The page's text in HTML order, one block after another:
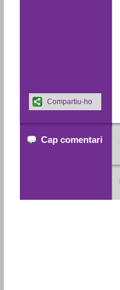
Compartiu-ho
Cap comentari